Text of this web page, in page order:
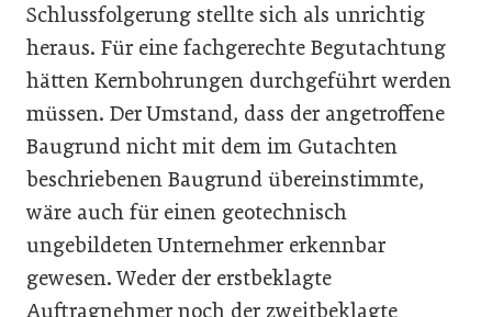
Schlussfolgerung stellte sich als unrichtig
heraus. Für eine fachgerechte Begutachtung
hätten Kernbohrungen durchgeführt werden
müssen. Der Umstand, dass der angetroffene
Baugrund nicht mit dem im Gutachten
beschriebenen Baugrund übereinstimmte,
wäre auch für einen geotechnisch
ungebildeten Unternehmer erkennbar
gewesen. Weder der erstbeklagte
Auftragnehmer noch der zweitbeklagte